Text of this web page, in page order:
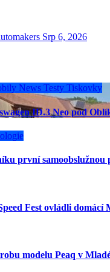
Srp 6, 2026
News Testy Tiskovky
ID.3 Neo pod
první samoobslužnou
Fest ovládli domácí
modelu Peaq v